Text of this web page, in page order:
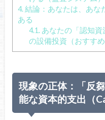
4.結論：あなたは、あな
ある
4.1.あなたの「認知資
の設備投資（おすすめ
現象の正体：「反
能な資本的支出（